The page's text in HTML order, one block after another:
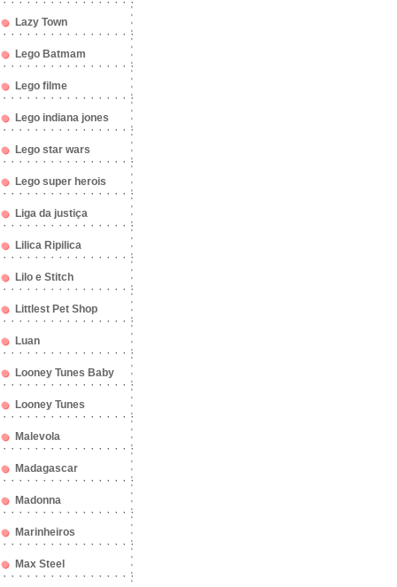
Lazy Town
Lego Batmam
Lego filme
Lego indiana jones
Lego star wars
Lego super herois
Liga da justiça
Lilica Ripilica
Lilo e Stitch
Littlest Pet Shop
Luan
Looney Tunes Baby
Looney Tunes
Malevola
Madagascar
Madonna
Marinheiros
Max Steel